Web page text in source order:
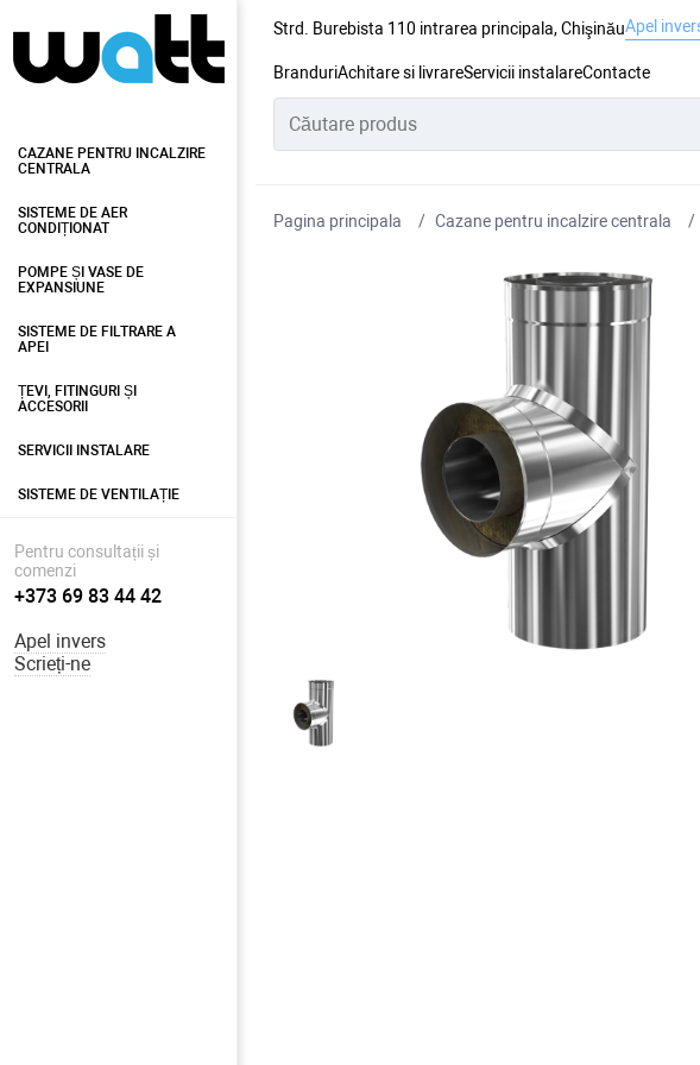
Strd. Burebista 110 intrarea principala, ChişinăuApel
BranduriAchitare si livrareServicii instalareContacte
CAZANE PENTRU INCALZIRE
CENTRALA
SISTEME DE AER
CONDIȚIONAT
POMPE ȘI VASE DE
EXPANSIUNE
SISTEME DE FILTRARE A
APEI
ȚEVI, FITINGURI ȘI
ACCESORII
SERVICII INSTALARE
SISTEME DE VENTILAȚIE
Pentru consultații și
comenzi
+373 69 83 44 42
Apel invers
Scrieți-ne
Pagina principala Cazane pentru incalzire centrala